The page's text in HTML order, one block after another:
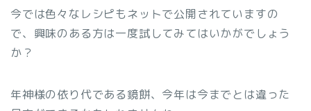
今では色々なレシピもネットで公開されていますの
で、興味のある方は一度試してみてはいかがでしょう
か？
年神様の依り代である鏡餅、今年は今までとは違った